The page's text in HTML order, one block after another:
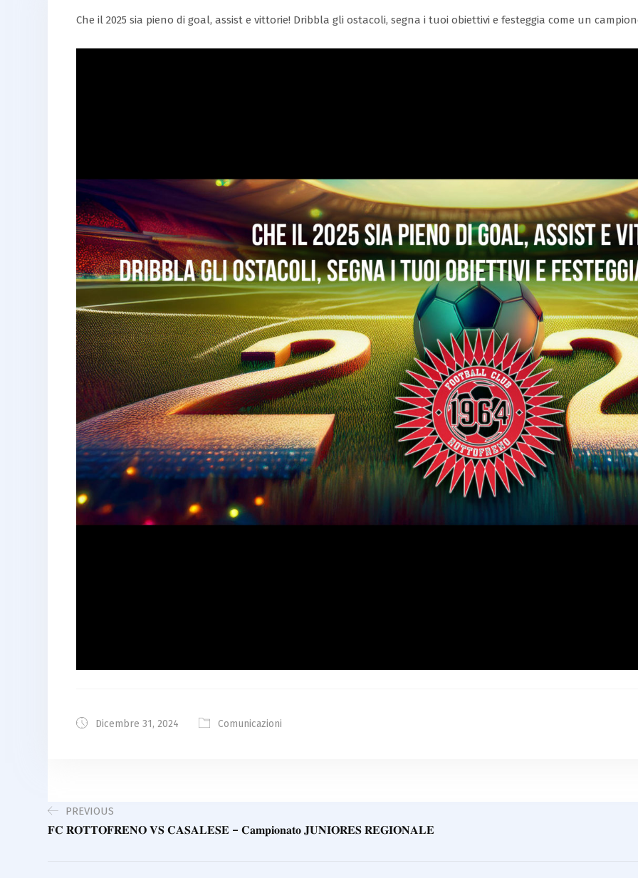
Che il 2025 sia pieno di goal, assist e vittorie! Dribbla gli ostacoli, segna i tuoi obiettivi e festeggia come un
Dicembre 31, 2024 Comunicazioni
PREVIOUS
𝐅𝐂 𝐑𝐎𝐓𝐓𝐎𝐅𝐑𝐄𝐍𝐎 𝐕𝐒 𝐂𝐀𝐒𝐀𝐋𝐄𝐒𝐄 – 𝐂𝐚𝐦𝐩𝐢𝐨𝐧𝐚𝐭𝐨 𝐉𝐔𝐍𝐈𝐎𝐑𝐄𝐒 𝐑𝐄𝐆𝐈𝐎𝐍𝐀𝐋𝐄